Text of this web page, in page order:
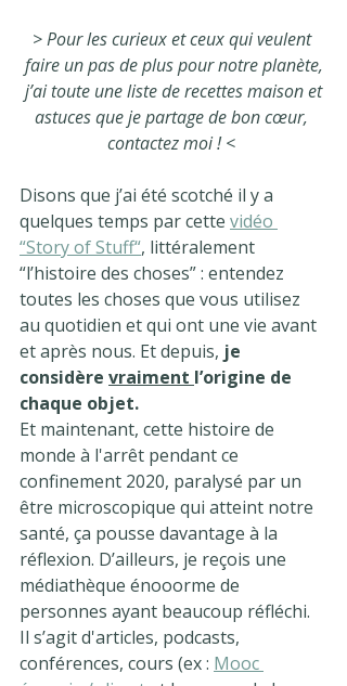
> Pour les curieux et ceux qui veulent
faire un pas de plus pour notre planète,
astuces que je partage de bon cœur,
contactez moi ! <
Disons que j’ai été scotché il y a
quelques temps par cette vidéo
“Story of Stuff“, littéralement
“l’histoire des choses” : entendez
toutes les choses que vous utilisez
au quotidien et qui ont une vie avant
et après nous. Et depuis, je
considère vraiment l’origine de
chaque objet.
Et maintenant, cette histoire de
monde à l'arrêt pendant ce
confinement 2020, paralysé par un
être microscopique qui atteint notre
santé, ça pousse davantage à la
réflexion. D’ailleurs, je reçois une
médiathèque énooorme de
personnes ayant beaucoup réfléchi.
Il s’agit d'articles, podcasts,
conférences, cours (ex : Mooc